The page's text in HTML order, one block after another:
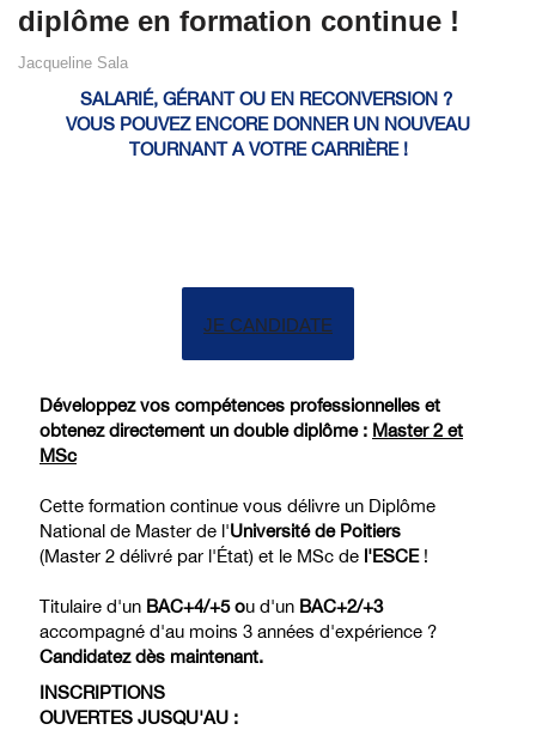
diplôme en formation continue !
Jacqueline Sala
SALARIÉ, GÉRANT OU EN RECONVERSION ?
VOUS POUVEZ ENCORE DONNER UN NOUVEAU
TOURNANT A VOTRE CARRIÈRE !
JE CANDIDATE
Développez vos compétences professionnelles et
obtenez directement un double diplôme : Master 2 et
MSc
Cette formation continue vous délivre un Diplôme
National de Master de l'Université de Poitiers
(Master 2 délivré par l'État) et le MSc de l'ESCE!
Titulaire d'un BAC+4/+5 ou d'un BAC+2/+3
accompagné d'au moins 3 années d'expérience ?
Candidatez dès maintenant.
INSCRIPTIONS
OUVERTES JUSQU'AU :